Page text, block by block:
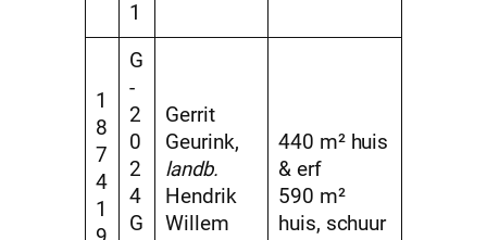
1
1
8
7
4
1
G
-
2
0
2
4
G
Gerrit
Geurink,
landb.
Hendrik
Willem
440 m² huis
& erf
590 m²
huis, schuur